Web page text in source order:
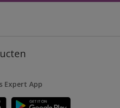
Expert App